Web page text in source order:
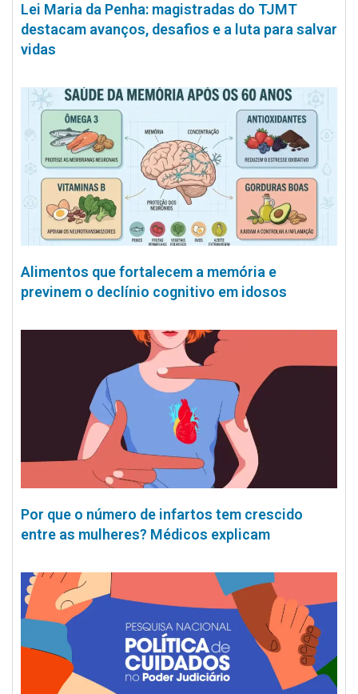
Lei Maria da Penha: magistradas do TJMT
destacam avanços, desafios e a luta para salvar
vidas
Alimentos que fortalecem a memória e
previnem o declínio cognitivo em idosos
Por que o número de infartos tem crescido
entre as mulheres? Médicos explicam